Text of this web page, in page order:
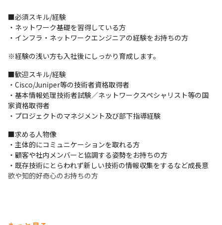
■必須スキル/経験
・ネットワーク基礎を習得している方
・インフラ・ネットワークエンジニアの経験をお持ちの方
※経験の浅い方も入社後にしっかり育成します。
■歓迎スキル/経験
・Cisco/Juniper等の技術者資格取得者
・基本情報処理技術者試験／ネットワークスペシャリスト等の国
家資格取得者
・プロジェクトのマネジメント及び部下指導経験
■求める人物像
・主体的にコミュニケーションを取れる方
・顧客や社内メンバーと協調する姿勢をお持ちの方
・既存技術にとらわれず新しい技術の情報収集をするなど成長意
欲や知的好奇心のお持ちの方